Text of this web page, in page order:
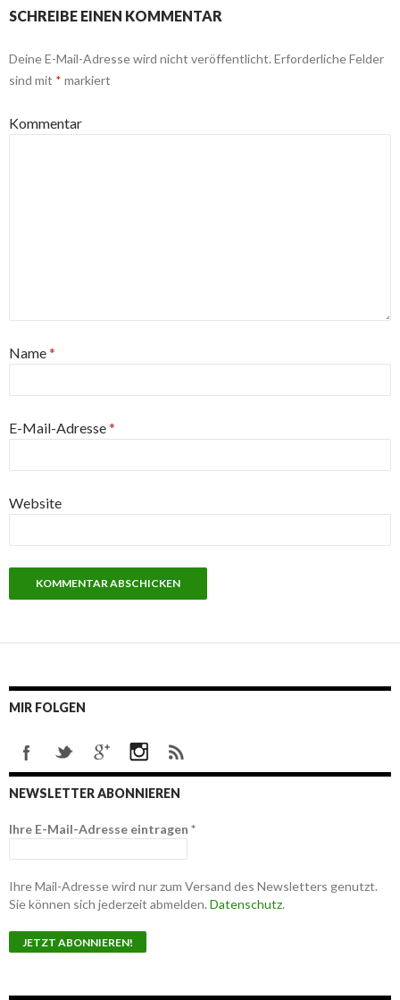
SCHREIBE EINEN KOMMENTAR
Deine E-Mail-Adresse wird nicht veröffentlicht. Erforderliche Felder
sind mit * markiert
Kommentar
Name*
E-Mail-Adresse*
Website
MIR FOLGEN
NEWSLETTER ABONNIEREN
Ihre E-Mail-Adresse eintragen *
Ihre Mail-Adresse wird nur zum Versand des Newsletters genutzt.
Sie können sich jederzeit abmelden. Datenschutz.